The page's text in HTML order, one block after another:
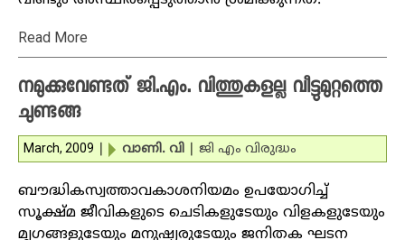
Read More
നമുക്കുവേണ്ടത് ജി.എം. വിത്തുകളല്ല വീട്ടുമുറ്റത്തെ
ചുണ്ടങ്ങ
March, 2009 വാണി. വി ജി എം വിരുദ്ധം
ബൗദ്ധികസ്വത്താവകാശനിയമം ഉപയോഗിച്ച്
സൂക്ഷ്മ ജീവികളുടെ ചെടികളുടേയും വിളകളുടേയും
മൃഗങ്ങളുടേയും മനുഷ്യരുടേയും ജനിതക ഘടന